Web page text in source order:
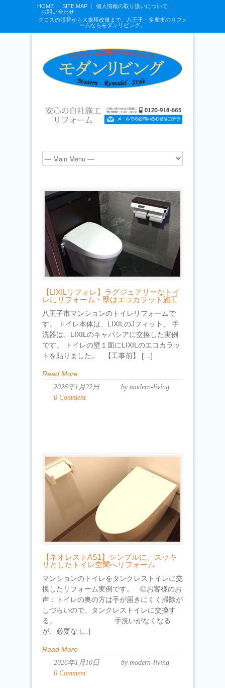
HOME SITE MAP
個人情報の取り扱いについて
お問い合わせ
クロスの張替から大規模改修まで。八王子・多摩市のリフォ
ームならモダンリビング。
【LIXILリフォレ】ラグジュアリーなトイ
レにリフォーム・壁はエコカラット施工
八王子市マンションのトイレリフォームで
す。 トイレ本体は、LIXILのJフィット、 手
洗器は、LIXILのキャパシアに交換した実例
です。 トイレの壁１面にLIXILのエコカラッ
トを貼りました。 【工事前】 […]
Read More
2026年1月22日
by modern-living
0 Comment
【ネオレストAS1】シンプルに、スッキ
リとしたトイレ空間へリフォーム
マンションのトイレをタンクレストイレに交
換したリフォーム実例です。 ◎お客様のお
声：トイレの奥の方は手が届きにくく掃除が
しづらいので、タンクレストイレに交換す
る。 手洗いがなくなる
が、必要な […]
Read More
2026年1月10日
by modern-living
0 Comment